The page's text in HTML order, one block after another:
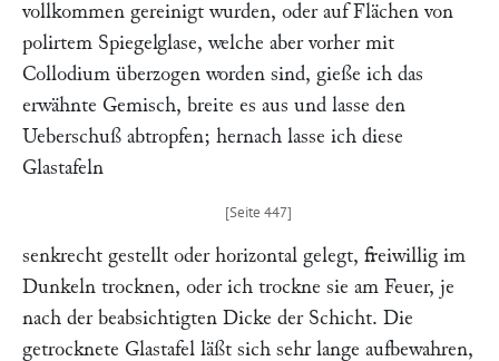
vollkommen gereinigt wurden, oder auf Flächen von
polirtem Spiegelglase, welche aber vorher mit
Collodium überzogen worden sind, gieße ich das
erwähnte Gemisch, breite es aus und lasse den
Ueberschuß abtropfen; hernach lasse ich diese
Glastafeln
senkrecht gestellt oder horizontal gelegt, freiwillig im
Dunkeln trocknen, oder ich trockne sie am Feuer, je
nach der beabsichtigten Dicke der Schicht. Die
getrocknete Glastafel läßt sich sehr lange aufbewahren,